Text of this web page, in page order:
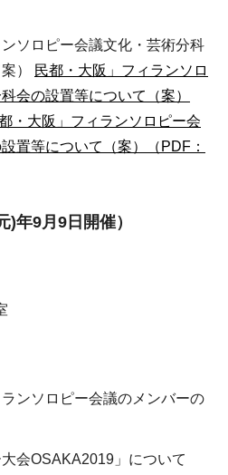
ンソロピー会議文化・芸術分科
）
民都・大阪」フィランソロ
会の設置等について（案）
都・大阪」フィランソロピー会
置等について（案）（PDF：
)年9月9日開催）
ランソロピー会議のメンバーの
大会OSAKA2019」について